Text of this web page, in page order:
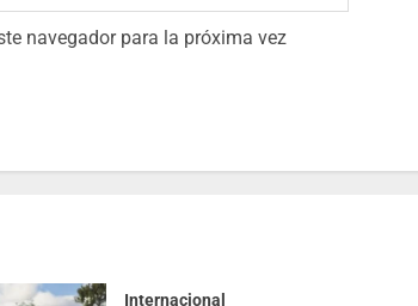
navegador para la próxima vez
Internacional